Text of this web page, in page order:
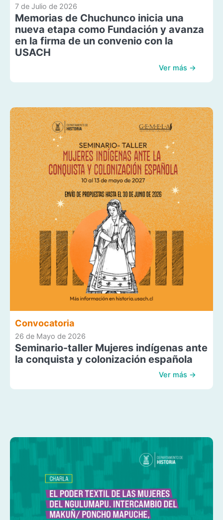
7 de Julio de 2026
Memorias de Chuchunco inicia una
nueva etapa como Fundación y avanza
en la firma de un convenio con la
USACH
Ver más →
Convocatoria
26 de Mayo de 2026
Seminario-taller Mujeres indígenas ante
la conquista y colonización española
Ver más →